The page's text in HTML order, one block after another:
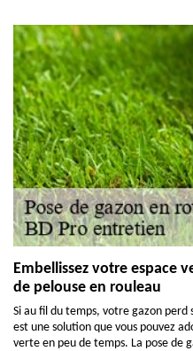
Embellissez votre espace
de pelouse en rouleau
Si au fil du temps, votre gazon perd
est une solution que vous pouvez
verte en peu de temps. La pose de